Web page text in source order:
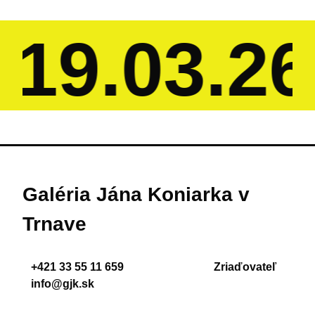
Galéria Jána Koniarka v
Trnave
+421 33 55 11 659
info@gjk.sk
Zriaďovateľ